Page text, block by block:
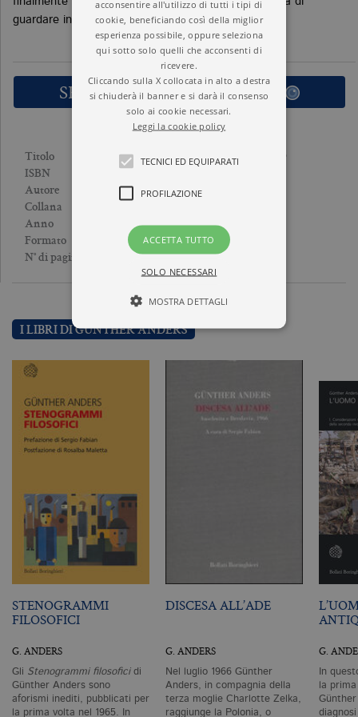
guardare in faccia, per ore e ore, l’indicibile».
SFOGLIA LE PRIME PAGINE
Titolo DOPO “HOLOCAUST” 1979
ISBN
Autore GUNTHER ANDERS
Collana
Anno 2014
Formato Brossura
N° di pagine 91
I LIBRI DI GUNTHER ANDERS
STENOGRAMMI
FILOSOFICI
G. ANDERS
Gli Stenogrammi filosofici di
Günther Anders sono
aforismi inediti, pubblicati per
la prima volta nel 1965. In
DISCESA ALL’ADE
G. ANDERS
Nel luglio 1966 Günther
Anders, in compagnia della
terza moglie Charlotte Zelka,
raggiunge la Polonia, o
G.
In
la
acconsentire all'utilizzo di tutti i tipi di
cookie, beneficiando così della miglior
esperienza possibile, oppure seleziona
qui sotto solo quelli che acconsenti di
ricevere.
Cliccando sulla X collocata in alto a destra
si chiuderà il banner e si darà il consenso
solo ai cookie necessari.
Leggi la cookie policy
TECNICI ED EQUIPARATI
PROFILAZIONE
ACCETTA TUTTO
SOLO NECESSARI
MOSTRA DETTAGLI
Tecnici ed equiparati
I cookie tecnici sono strettamente
del sito Web principale come l'accesso
degli utenti e la gestione dell'account. Il
delle condizioni previste dal Garante, i
cookie analitici sono equiparati ai
tecnici e dunque non necessitano del
consenso.
Nome Dominio
il